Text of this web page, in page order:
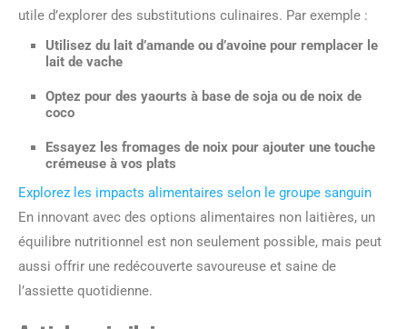
utile d’explorer des substitutions culinaires. Par exemple :
Utilisez du lait d’amande ou d’avoine pour remplacer le
lait de vache
Optez pour des yaourts à base de soja ou de noix de
coco
Essayez les fromages de noix pour ajouter une touche
crémeuse à vos plats
Explorez les impacts alimentaires selon le groupe sanguin
En innovant avec des options alimentaires non laitières, un
équilibre nutritionnel est non seulement possible, mais peut
aussi offrir une redécouverte savoureuse et saine de
l’assiette quotidienne.